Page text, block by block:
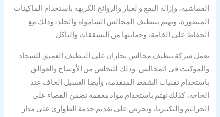
وإزالة البقع والغبار والروائح الكريهة باستخدام الماكينات
وتهتم بتنظيف المجالس الشامواه والجلد، وذلك مع
على الخامة، وحمايتها من التشققات والتآكل.
شركة تنظيف مجالس بجازان على التنظيف العميق للسجاد
في المجالس، وذلك للتخلص من الأوساخ والعوالق
تقنيات الشفط المتقدمة، وأيضا الغسيل الجاف عند
كذلك تهتم باستخدام مواد معقمة تضمن القضاء على
والبكتيريا، وتحرص على تقديم خدمة الطوارئ على مدار